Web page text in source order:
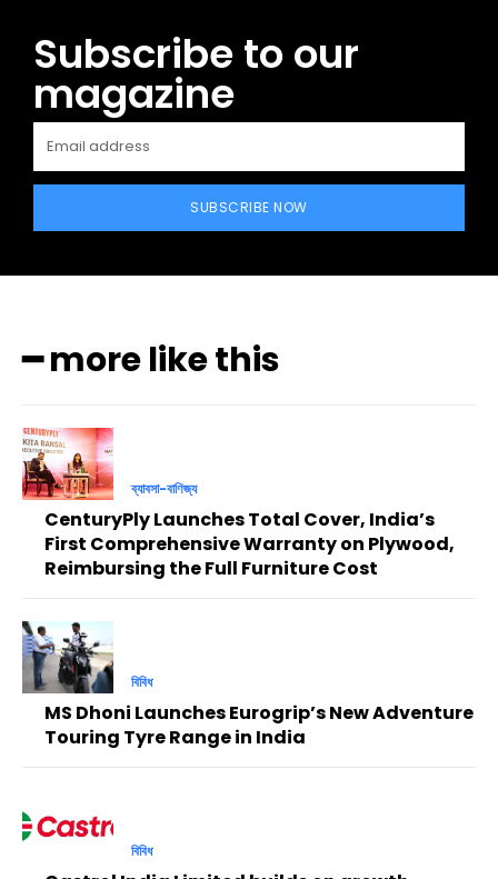
Subscribe to our
magazine
SUBSCRIBE NOW
━ more like this
ব্যাবসা-বাণিজ্য
CenturyPly Launches Total Cover, India’s
First Comprehensive Warranty on Plywood,
Reimbursing the Full Furniture Cost
বিবিধ
MS Dhoni Launches Eurogrip’s New Adventure
Touring Tyre Range in India
বিবিধ